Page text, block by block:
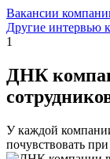
Вакансии
Другие интервью
1
ДНК
У каждой
почувствовать